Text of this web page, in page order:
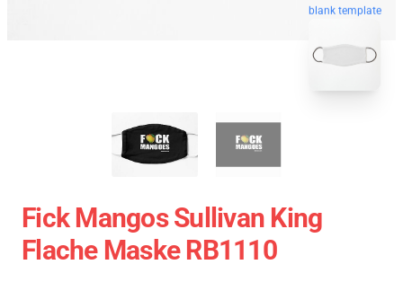
blank template
Fick Mangos Sullivan King
Flache Maske RB1110